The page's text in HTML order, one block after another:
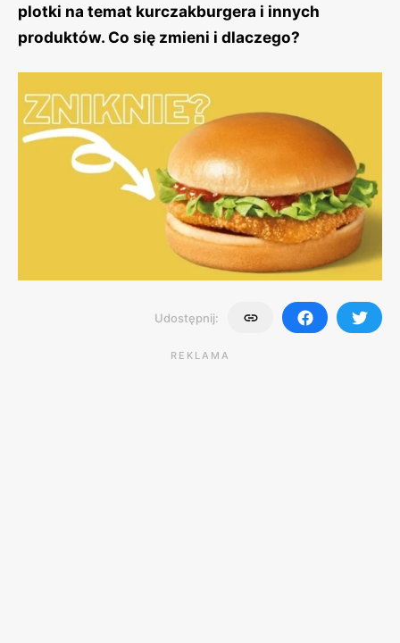
plotki na temat kurczakburgera i innych
produktów. Co się zmieni i dlaczego?
Udostępnij:
REKLAMA